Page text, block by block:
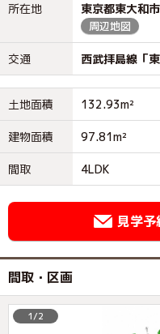
所在地 東京都東大和
周辺地図
交通 西武拝島線「
土地面積 132.93m²
建物面積 97.81m²
間取 4LDK
見学予
間取・区画
1/2